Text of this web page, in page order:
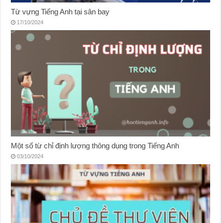
Từ vựng Tiếng Anh tại sân bay
17/10/2024
Một số từ chỉ định lượng thông dụng trong Tiếng Anh
03/10/2024